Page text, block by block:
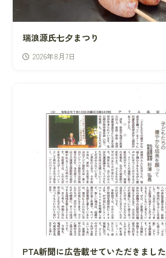
瑞浪源氏七夕まつり
2026年8月7日
PTA新聞に広告載せていただきました